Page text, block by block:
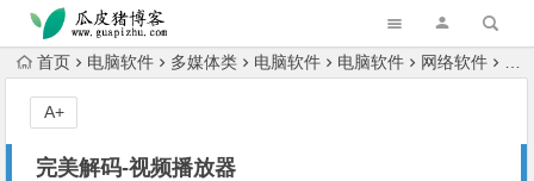
跳转到主内容
首页 电脑软件 多媒体类 电脑软件 电脑软件 网络软件
完美解码-视频播放器
A+